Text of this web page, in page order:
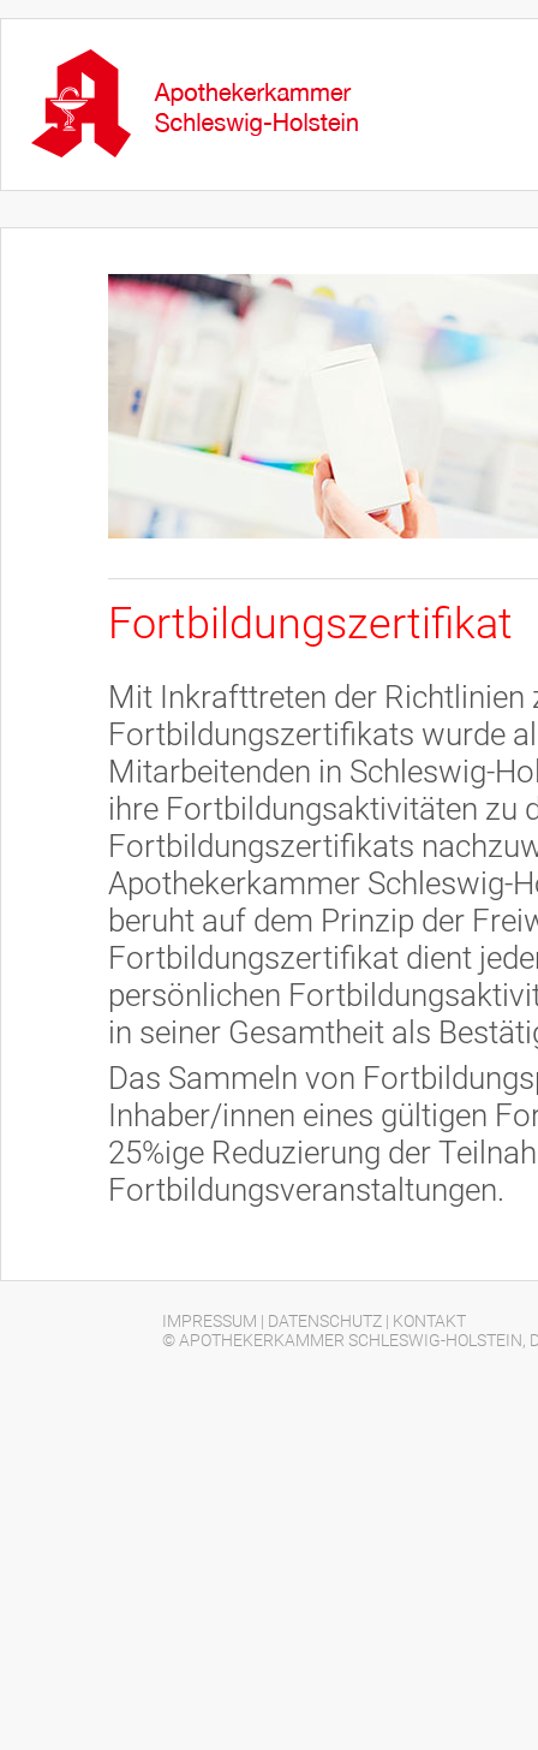
Fortbildungszertifikat
Mit Inkrafttreten der
Fortbildungszertifikats wurde
Mitarbeitenden in Schleswig-
ihre Fortbildungsaktivitäten zu
Fortbildungszertifikats
Apothekerkammer Schleswig-
beruht auf dem Prinzip der
Fortbildungszertifikat dient
persönlichen
in seiner Gesamtheit als
Das Sammeln von
Inhaber/innen eines gültigen
25%ige Reduzierung der
Fortbildungsveranstaltungen.
IMPRESSUM | DATENSCHUTZ | KONTAKT
© APOTHEKERKAMMER SCHLESWIG-HOLSTEIN,